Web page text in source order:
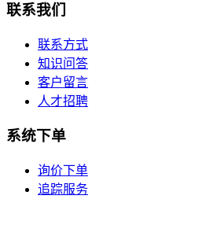
联系我们
联系方式
知识问答
客户留言
人才招聘
系统下单
询价下单
追踪服务